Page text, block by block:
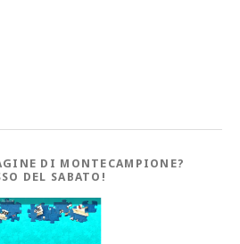
DI MONTECAMPIONE?
DEL SABATO!